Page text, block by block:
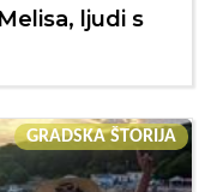
ljudi s
GRADSKA ŠTORIJA